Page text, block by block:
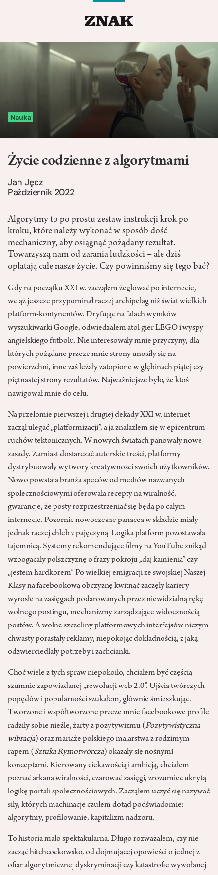
Nauka
Życie codzienne z algorytmami
Jan Jęcz
Październik 2022
Algorytmy to po prostu zestaw instrukcji krok po
kroku, które należy wykonać w sposób dość
mechaniczny, aby osiągnąć pożądany rezultat.
Towarzyszą nam od zarania ludzkości – ale dziś
oplatają całe nasze życie. Czy powinniśmy się tego bać?
Gdy na początku XXI w. zacząłem żeglować po internecie,
wciąż jeszcze przypominał raczej archipelag niż świat wielkich
platform-kontynentów. Dryfując na falach wyników
wyszukiwarki Google, odwiedzałem atol gier LEGO i wyspy
angielskiego futbolu. Nie interesowały mnie przyczyny, dla
których pożądane przeze mnie strony unosiły się na
powierzchni, inne zaś leżały zatopione w głębinach piątej czy
piętnastej strony rezultatów. Najważniejsze było, że ktoś
nawigował mnie do celu.
Na przełomie pierwszej i drugiej dekady XXI w. internet
zaczął ulegać „platformizacji”, a ja znalazłem się w epicentrum
ruchów tektonicznych. W nowych światach panowały nowe
zasady. Zamiast dostarczać autorskie treści, platformy
dystrybuowały wytwory kreatywności swoich użytkowników.
Nowo powstała branża speców od mediów nazwanych
społecznościowymi oferowała recepty na wiralność,
gwarancje, że posty rozprzestrzeniać się będą po całym
internecie. Pozornie nowoczesne panacea w składzie miały
jednak raczej chleb z pajęczyną. Logika platform pozostawała
tajemnicą. Systemy rekomendujące filmy na YouTube znikąd
wzbogacały polszczyznę o frazy pokroju „daj kamienia” czy
„jestem hardkorem”. Po wielkiej emigracji ze swojskiej Naszej
Klasy na facebookową obczyznę kwitnąć zaczęły kariery
wyrosłe na zasięgach podarowanych przez niewidzialną rękę
wolnego postingu, mechanizmy zarządzające widocznością
postów. A wolne szczeliny platformowych interfejsów niczym
chwasty porastały reklamy, niepokojąc dokładnością, z jaką
odzwierciedlały potrzeby i zachcianki.
Choć wiele z tych spraw niepokoiło, chciałem być częścią
szumnie zapowiadanej „rewolucji web 2.0”. Ujścia twórczych
popędów i popularności szukałem, głównie śmieszkując.
Tworzone i współtworzone przeze mnie facebookowe profile
radziły sobie nieźle, żarty z pozytywizmu (Pozytywistyczna
wibracja) oraz mariaże polskiego malarstwa z rodzimym
rapem (Sztuka Rymotwórcza) okazały się nośnymi
konceptami. Kierowany ciekawością i ambicją, chciałem
poznać arkana wiralności, czarować zasięgi, zrozumieć ukrytą
logikę portali społecznościowych. Zacząłem uczyć się nazywać
siły, których machinacje czułem dotąd podświadomie:
algorytmy, profilowanie, kapitalizm nadzoru.
To historia mało spektakularna. Długo rozważałem, czy nie
zacząć hitchcockowsko, od dojmującej opowieści o jednej z
ofiar algorytmicznej dyskryminacji czy katastrofie wywołanej